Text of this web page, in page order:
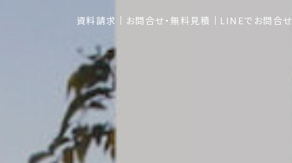
資料請求 お問合せ・無料見積 LINEでお問合せ